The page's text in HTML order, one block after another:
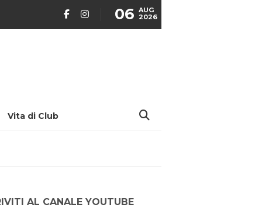
06 AUG
2026
Vita di Club
AL CANALE YOUTUBE